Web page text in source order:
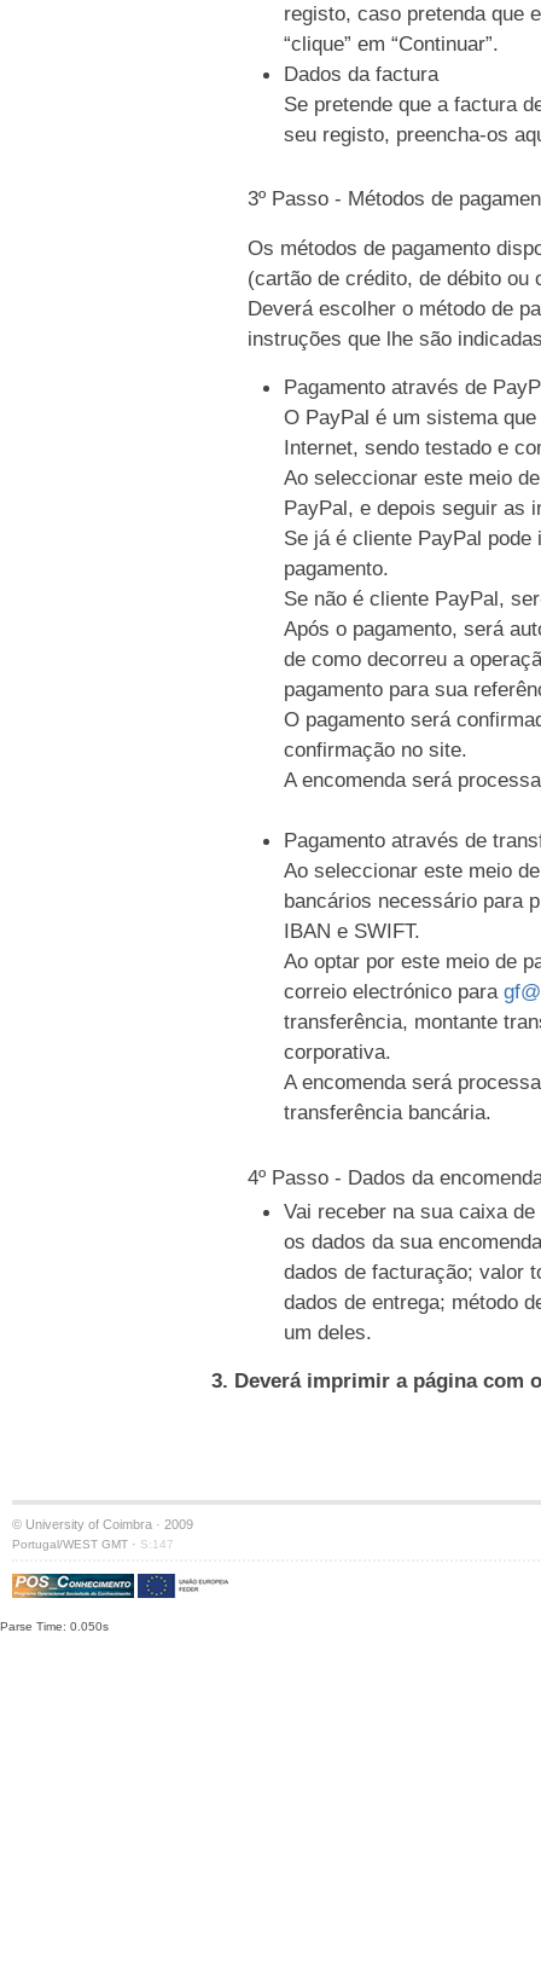
registo, caso pretenda que
“clique” em “Continuar”.
Dados da factura
Se pretende que a factura
seu registo, preencha-os
3º Passo - Métodos de
Os métodos de pagamento
(cartão de crédito, de débito ou
Deverá escolher o método de
instruções que lhe são
Pagamento através de
O PayPal é um sistema
Internet, sendo testado e
Ao seleccionar este meio
PayPal, e depois seguir as
Se já é cliente PayPal
pagamento.
Se não é cliente PayPal,
Após o pagamento, será
de como decorreu a
pagamento para sua
O pagamento será
confirmação no site.
A encomenda será
Pagamento através de
Ao seleccionar este meio
bancários necessário para
IBAN e SWIFT.
Ao optar por este meio de
correio electrónico para
transferência, montante
corporativa.
A encomenda será
transferência bancária.
4º Passo - Dados da
Vai receber na sua caixa
os dados da sua
dados de facturação; valor
dados de entrega; método
um deles.
3. Deverá imprimir a página com
© University of Coimbra · 2009
Portugal/WEST GMT · S:147
Parse Time: 0.050s